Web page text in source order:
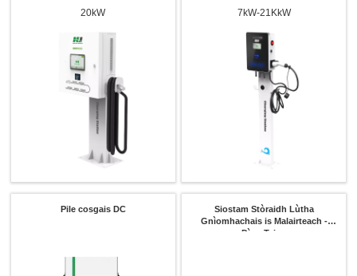
20kW 7kW-21KkW
Pile cosgais DC
Siostam Stòraidh Lùtha
Gnìomhachais is Malairteach -
Dìon Teine